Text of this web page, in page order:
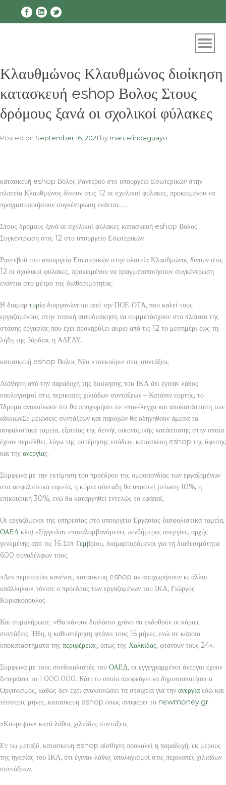
Κλαυθμώνος Κλαυθμώνος διοίκηση
κατασκευή eshop Βολος Στους
δρόμους ξανά οι σχολικοί φύλακες
Posted on September 16, 2021 by marcelinoaguayo
κατασκευή eshop Βολος Ραντεβού στο υπουργείο Εσωτερικών στην
πλατεία Κλαυθμώνος δίνουν στις 12 οι σχολικοί φύλακες, προκειμένου να
πραγματοποιήσουν συγκέντρωση ενάντια……
Στους δρόμους ξανά οι σχολικοί φύλακες κατασκευή eshop Βολος
Συγκέντρωση στις 12 στο υπουργείο Εσωτερικών
Ραντεβού στο υπουργείο Εσωτερικών στην πλατεία Κλαυθμώνος δίνουν στις
12 οι σχολικοί φύλακες, προκειμένου να πραγματοποιήσουν συγκέντρωση
ενάντια στο μέτρο της διαθεσιμότητας.
Η διαμαρ τυρία διοργανώνεται από την ΠΟΕ-ΟΤΑ, που καλεί τους
εργαζομένους στην τοπική αυτοδιοίκηση να συμμετάσχουν στο πλαίσιο της
στάσης εργασίας που έχει προκηρύξει αύριο από τις 12 το μεσημέρι έως τη
λήξη της βάρδιας η ΑΔΕΔΥ.
κατασκευή eshop Βολος Νέο «τσεκούρι» στις συντάξεις
Αίσθηση από την παραδοχή της διοίκησης του ΙΚΑ ότι έγιναν λάθος
υπολογισμοί στις περικοπές χιλιάδων συντάξεων – Κατόπιν εορτής, το
Ίδρυμα ανακοίνωσε ότι θα προχωρήσει σε επανέλεγχο και αποκατάσταση των
αδικιώνΣε μειώσεις συντάξεων και παροχών θα οδηγηθούν άμεσα τα
ασφαλιστικά ταμεία, εξαιτίας της δεινής οικονομικής κατάστασης στην οποία
έχουν περιέλθει, λόγω της υστέρησης εσόδων, κατασκευη eshop της ύφεσης
και της ανεργίας.
Σύμφωνα με την εκτίμηση του προέδρου της ομοσπονδίας των εργαζομένων
στα ασφαλιστικά ταμεία, η κύρια σύνταξη θα υποστεί μείωση 10%, η
επικουρική 30%, ενώ θα καταργηθεί εντελώς το εφάπαξ.
Οι εργαζόμενοι της υπηρεσίας στο υπουργείο Εργασίας (ασφαλιστικά ταμεία,
ΟΑΕΔ κλπ) εξήγγειλαν επαναλαμβανόμενες πενθήμερες απεργίες, αρχής
γενομένης από τις 16 Σεπ Τεμβρίου, διαμαρτυρόμενοι για τη διαθεσιμότητα
600 συναδέλφων τους.
«Δεν περισσεύει κανένας, κατασκευη eshop αν αποχωρήσουν κι άλλοι
υπάλληλοι» τόνισε ο πρόεδρος των εργαζομένων του ΙΚΑ, Γιώργος
Κυριακόπουλος.
Και συμπλήρωσε: «Θα κάνουν διπλάσιο χρόνο να εκδοθούν οι κύριες
συντάξεις. Ήδη, η καθυστέρηση φτάνει τους 15 μήνες, ενώ σε κάποια
υποκαταστήματα της περιφέρειας, όπως της Χαλκίδας, φτάνουν τους 24».
Σύμφωνα με τους συνδικαλιστές του ΟΑΕΔ, οι εγγεγραμμένοι άνεργοι έχουν
ξεπεράσει το 1.000.000. Κάτι το οποίο αποφεύγει να δημοσιοποιήσει ο
Οργανισμός, καθώς δεν έχει ανακοινώσει τα στοιχεία για την ανεργία εδώ και
τέσσερις μήνες, κατασκευη eshop όπως αναφέρει το newmoney.gr.
«Κούρεψαν» κατά λάθος χιλιάδες συντάξεις
Εν τω μεταξύ, κατασκευη eshop αίσθηση προκαλεί η παραδοχή, εκ μέρους
της ηγεσίας του ΙΚΑ, ότι έγιναν λάθος υπολογισμοί στις περικοπές χιλιάδων
συντάξεων.